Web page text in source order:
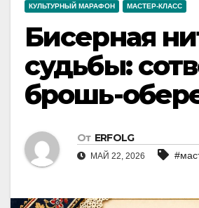
КУЛЬТУРНЫЙ МАРАФОН МАСТЕР-КЛАСС
Бисерная
судьбы:
брошь-
От ERFOLG
МАЙ 22, 2026